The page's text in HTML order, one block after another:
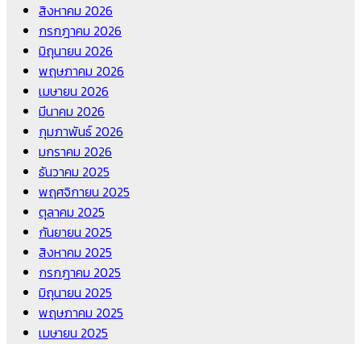
สิงหาคม 2026
กรกฎาคม 2026
มิถุนายน 2026
พฤษภาคม 2026
เมษายน 2026
มีนาคม 2026
กุมภาพันธ์ 2026
มกราคม 2026
ธันวาคม 2025
พฤศจิกายน 2025
ตุลาคม 2025
กันยายน 2025
สิงหาคม 2025
กรกฎาคม 2025
มิถุนายน 2025
พฤษภาคม 2025
เมษายน 2025